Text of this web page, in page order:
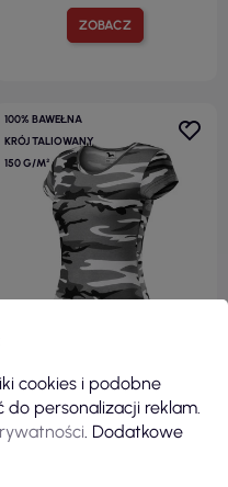
ZOBACZ
100% BAWEŁNA
KRÓJ TALIOWANY
150 G/M²
19,70 zł
cookies i podobne
do personalizacji reklam.
. Dodatkowe